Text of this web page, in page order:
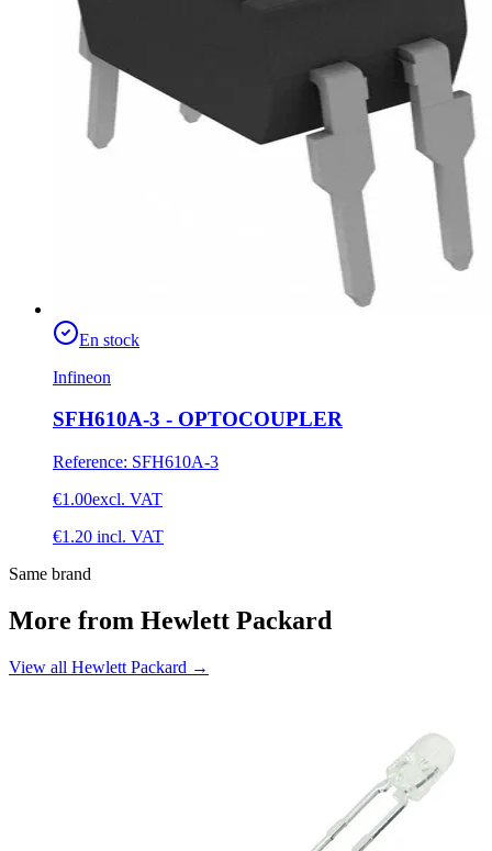
En stock
Infineon
SFH610A-3 - OPTOCOUPLER
Reference: SFH610A-3
€1.00excl. VAT
€1.20 incl. VAT
Same brand
More from Hewlett Packard
View all Hewlett Packard →